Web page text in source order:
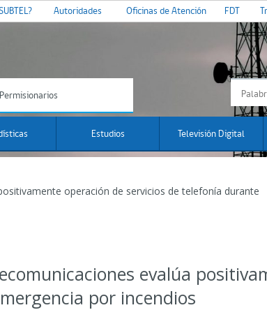
Autoridades Oficinas de Atención FDT
Estudios Televisión Digital
operación de servicios de telefonía durante
evalúa
por incendios